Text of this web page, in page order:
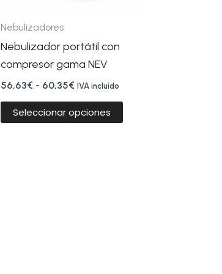
Nebulizadores
Nebulizador portátil con
compresor gama NEV
56,63€ - 60,35€ IVA incluido
Seleccionar opciones